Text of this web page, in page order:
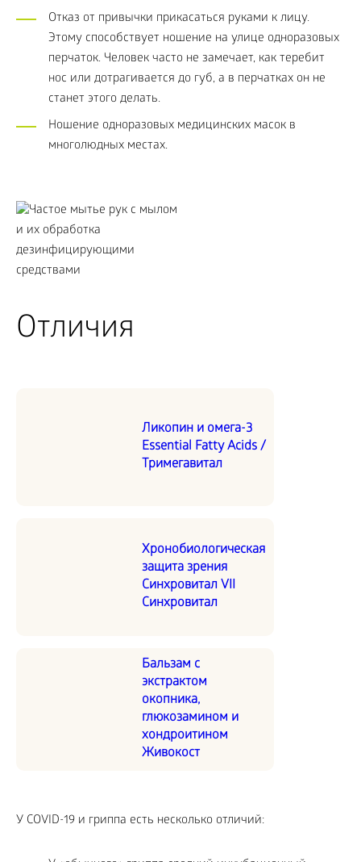
Отказ от привычки прикасаться руками к лицу.
Этому способствует ношение на улице одноразовых
перчаток. Человек часто не замечает, как теребит
нос или дотрагивается до губ, а в перчатках он не
станет этого делать.
Ношение одноразовых медицинских масок в
многолюдных местах.
Отличия
Ликопин и омега-3
Essential Fatty Acids /
Тримегавитал
Хронобиологическая
защита зрения
Синхровитал VII
Синхровитал
Бальзам с
экстрактом
окопника,
глюкозамином и
хондроитином
Живокост
У COVID-19 и гриппа есть несколько отличий: